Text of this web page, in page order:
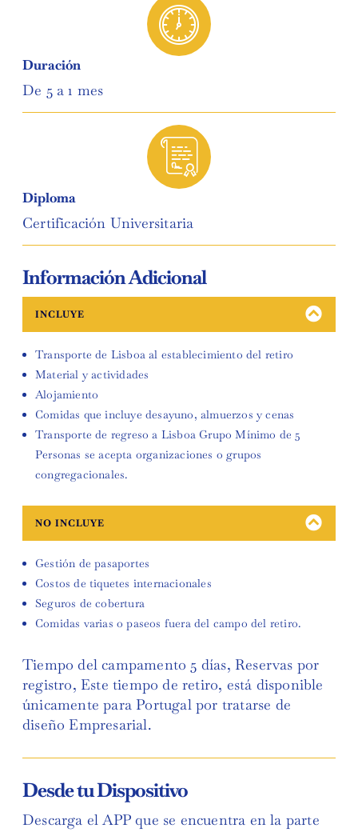
Duración
De 5 a 1 mes
Diploma
Certificación Universitaria
Información Adicional
INCLUYE
Transporte de Lisboa al establecimiento del retiro
Material y actividades
Alojamiento
Comidas que incluye desayuno, almuerzos y cenas
Transporte de regreso a Lisboa Grupo Mínimo de 5
Personas se acepta organizaciones o grupos
congregacionales.
NO INCLUYE
Gestión de pasaportes
Costos de tiquetes internacionales
Seguros de cobertura
Comidas varias o paseos fuera del campo del retiro.
Tiempo del campamento 5 días, Reservas por
registro, Este tiempo de retiro, está disponible
únicamente para Portugal por tratarse de
diseño Empresarial.
Desde tu Dispositivo
Descarga el APP que se encuentra en la parte